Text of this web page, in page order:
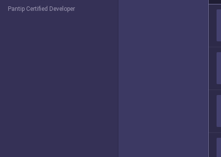
Pantip Certified Developer